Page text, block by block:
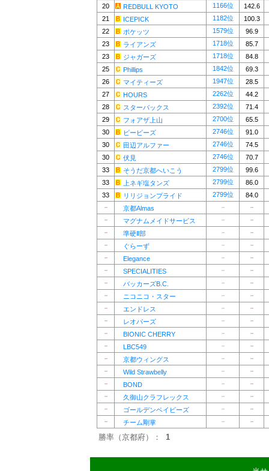
20
REDBULL KYOTO 1166位
142.6
21
ICEPICK 1182位
100.3
22
ポケッツ 1579位
96.9
23
ライアンズ 1718位
85.7
23
ジャガーズ 1718位
84.8
25
Phillips 1842位
69.3
26
マイティーズ 1947位
28.5
27
HOURS 2262位
44.2
28
スターバックス 2392位
71.4
29
フォアザ上山 2700位
65.5
30
ビービーズ 2746位
91.0
30
田辺アルファー 2746位
74.5
30
伏見 2746位
70.7
33
そうだ京都へいこう 2799位
99.6
33
上ネギ塩タンズ 2799位
86.0
33
リリジョンプライド 2799位
84.0
－
京都Almas －
－
－
マグナムメイドサービス －
－
－
準硬Ⅱ部 －
－
－
ぐらーず －
－
－
Elegance －
－
－
SPECIALITIES －
－
－
バッカーズB.C. －
－
－
ニコニコ・スター －
－
－
エンドレス －
－
－
レオパーズ －
－
－
BIONIC CHERRY －
－
－
LBC549 －
－
－
京都ウィングス －
－
－
Wild Strawbelly －
－
－
BOND －
－
－
久御山クラフレックス －
－
－
ゴールデンベイビーズ －
－
－
チーム剛掌 － －
勝率（京都府）： 1